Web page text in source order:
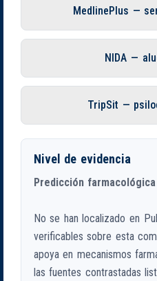
MedlinePlus —
NIDA —
TripSit —
Nivel de evidencia
Predicción
No se han localizado en
verificables sobre esta
apoya en mecanismos
las fuentes contrastadas